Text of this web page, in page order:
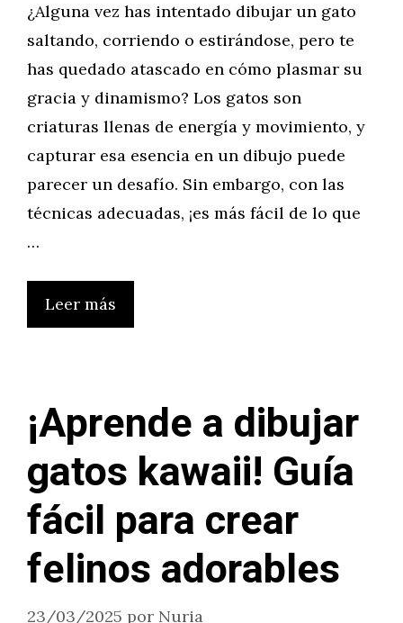
¿Alguna vez has intentado dibujar un gato
saltando, corriendo o estirándose, pero te
has quedado atascado en cómo plasmar su
gracia y dinamismo? Los gatos son
criaturas llenas de energía y movimiento, y
capturar esa esencia en un dibujo puede
parecer un desafío. Sin embargo, con las
técnicas adecuadas, ¡es más fácil de lo que
…
Leer más
¡Aprende a dibujar
gatos kawaii! Guía
fácil para crear
felinos adorables
23/03/2025 por Nuria